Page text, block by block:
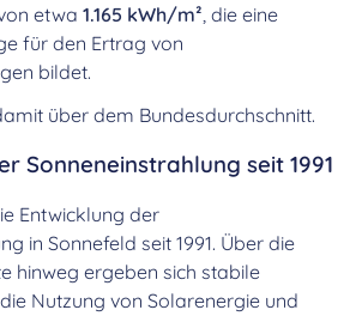
etwa 1.165 kWh/m², die eine
für den Ertrag von
bildet.
über dem Bundesdurchschnitt.
Sonneneinstrahlung seit 1991
Entwicklung der
in Sonnefeld seit 1991. Über die
hinweg ergeben sich stabile
Nutzung von Solarenergie und